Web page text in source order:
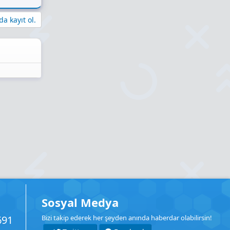
kayıt ol.
Sosyal Medya
Bizi takip ederek her şeyden anında haberdar olabilirsin!